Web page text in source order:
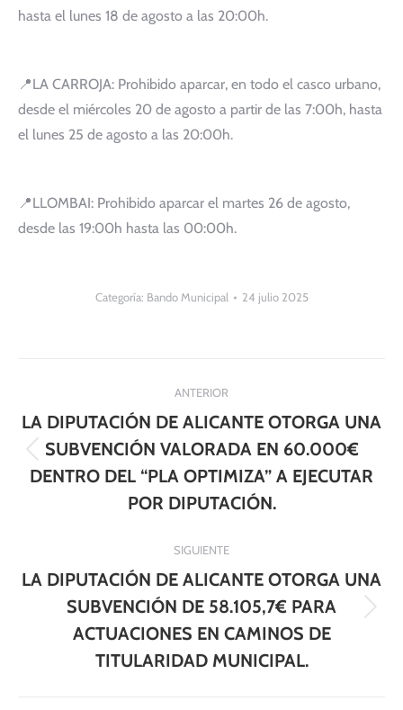
hasta el lunes 18 de agosto a las 20:00h.
📍LA CARROJA: Prohibido aparcar, en todo el casco urbano,
desde el miércoles 20 de agosto a partir de las 7:00h, hasta
el lunes 25 de agosto a las 20:00h.
📍LLOMBAI: Prohibido aparcar el martes 26 de agosto,
desde las 19:00h hasta las 00:00h.
Categoría: Bando Municipal 24 julio 2025
entre
publicaciones
ANTERIOR
Publicación
anterior:
LA DIPUTACIÓN DE ALICANTE OTORGA UNA
SUBVENCIÓN VALORADA EN 60.000€
DENTRO DEL “PLA OPTIMIZA” A EJECUTAR
POR DIPUTACIÓN.
SIGUIENTE
Publicación
siguiente:
LA DIPUTACIÓN DE ALICANTE OTORGA UNA
SUBVENCIÓN DE 58.105,7€ PARA
ACTUACIONES EN CAMINOS DE
TITULARIDAD MUNICIPAL.